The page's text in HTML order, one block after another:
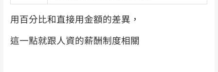
用百分比和直接用金額的差異，
這一點就跟人資的薪酬制度相關